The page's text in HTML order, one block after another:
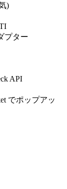
)
プター
API
でポップアッ